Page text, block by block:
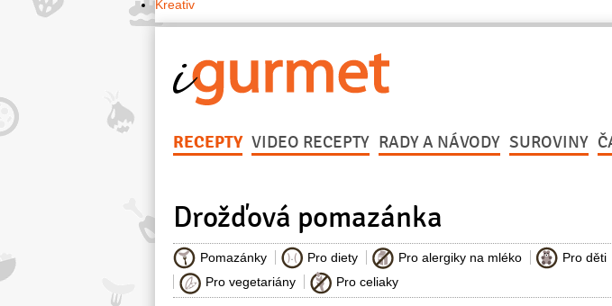
Kreativ
RECEPTY VIDEO RECEPTY RADY A NÁVODY SUROVINY
Drožďová pomazánka
Pomazánky Pro diety Pro alergiky na mléko Pro děti
Pro vegetariány
Pro celiaky